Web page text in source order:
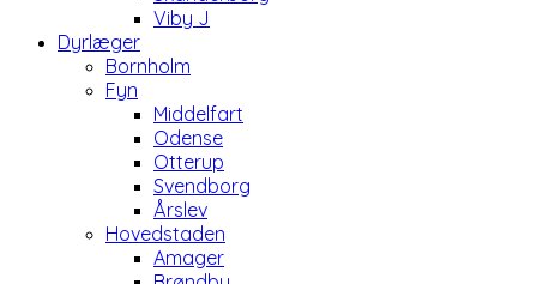
Viby J
Dyrlæger
Bornholm
Fyn
Middelfart
Odense
Otterup
Svendborg
Årslev
Hovedstaden
Amager